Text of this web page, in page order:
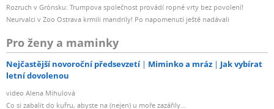
Rozruch v Grónsku: Trumpova společnost provádí ropné vrty bez povolení!
Neurvalci v Zoo Ostrava krmili mandrily! Po napomenutí ještě nadávali
Pro ženy a maminky
Nejčastější novoroční předsevzetí Miminko a mráz
Jak vybírat
letní dovolenou
video Alena Mihulová
Co si zabalit do kufru, abyste na (nejen) u moře zazářily...